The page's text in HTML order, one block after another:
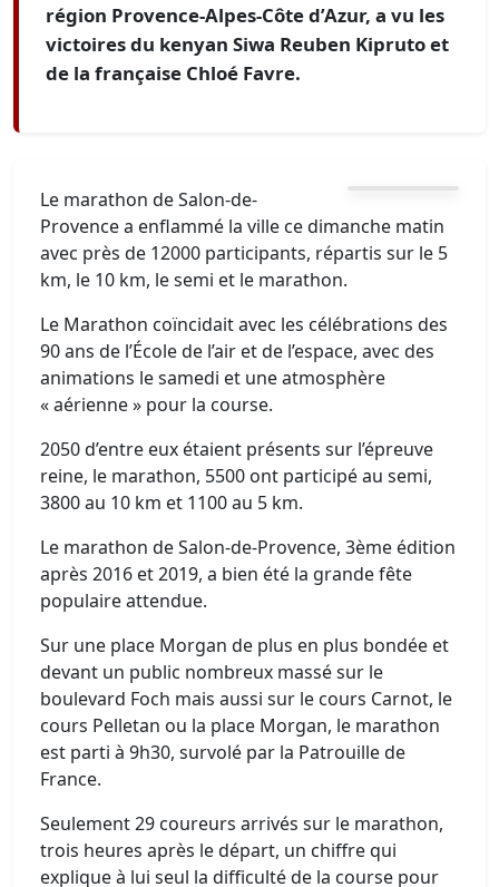
région Provence-Alpes-Côte d’Azur, a vu les
victoires du kenyan Siwa Reuben Kipruto et
de la française Chloé Favre.
Le marathon de Salon-de-
Provence a enflammé la ville ce dimanche matin
avec près de 12000 participants, répartis sur le 5
km, le 10 km, le semi et le marathon.
Le Marathon coïncidait avec les célébrations des
90 ans de l’École de l’air et de l’espace, avec des
animations le samedi et une atmosphère
« aérienne » pour la course.
2050 d’entre eux étaient présents sur l’épreuve
reine, le marathon, 5500 ont participé au semi,
3800 au 10 km et 1100 au 5 km.
Le marathon de Salon-de-Provence, 3ème édition
après 2016 et 2019, a bien été la grande fête
populaire attendue.
Sur une place Morgan de plus en plus bondée et
devant un public nombreux massé sur le
boulevard Foch mais aussi sur le cours Carnot, le
cours Pelletan ou la place Morgan, le marathon
est parti à 9h30, survolé par la Patrouille de
France.
Seulement 29 coureurs arrivés sur le marathon,
trois heures après le départ, un chiffre qui
explique à lui seul la difficulté de la course pour